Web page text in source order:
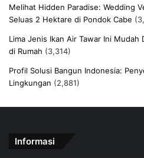
Melihat Hidden Paradise: Wedding
Seluas 2 Hektare di Pondok Cabe
Lima Jenis Ikan Air Tawar Ini Mudah
di Rumah (3,314)
Profil Solusi Bangun Indonesia:
Lingkungan (2,881)
Informasi